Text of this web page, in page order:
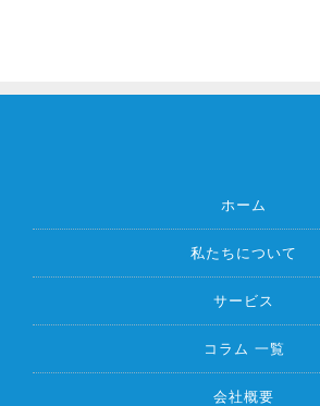
ホーム
私たちについて
サービス
コラム 一覧
会社概要